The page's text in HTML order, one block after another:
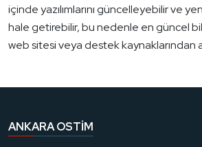
içinde yazılımlarını güncelleyebilir ve
hale getirebilir, bu nedenle en güncel
web sitesi veya destek kaynaklarından
ANKARA OSTIM